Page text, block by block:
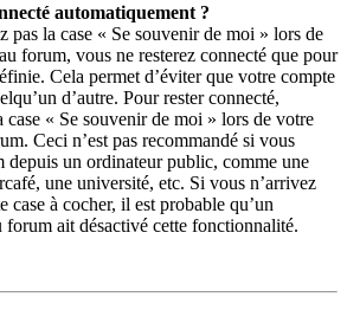
automatiquement ?
pas la case « Se souvenir de moi » lors de
forum, vous ne resterez connecté que pour
Cela permet d’éviter que votre compte
d’autre. Pour rester connecté,
case « Se souvenir de moi » lors de votre
Ceci n’est pas recommandé si vous
depuis un ordinateur public, comme une
une université, etc. Si vous n’arrivez
case à cocher, il est probable qu’un
forum ait désactivé cette fonctionnalité.